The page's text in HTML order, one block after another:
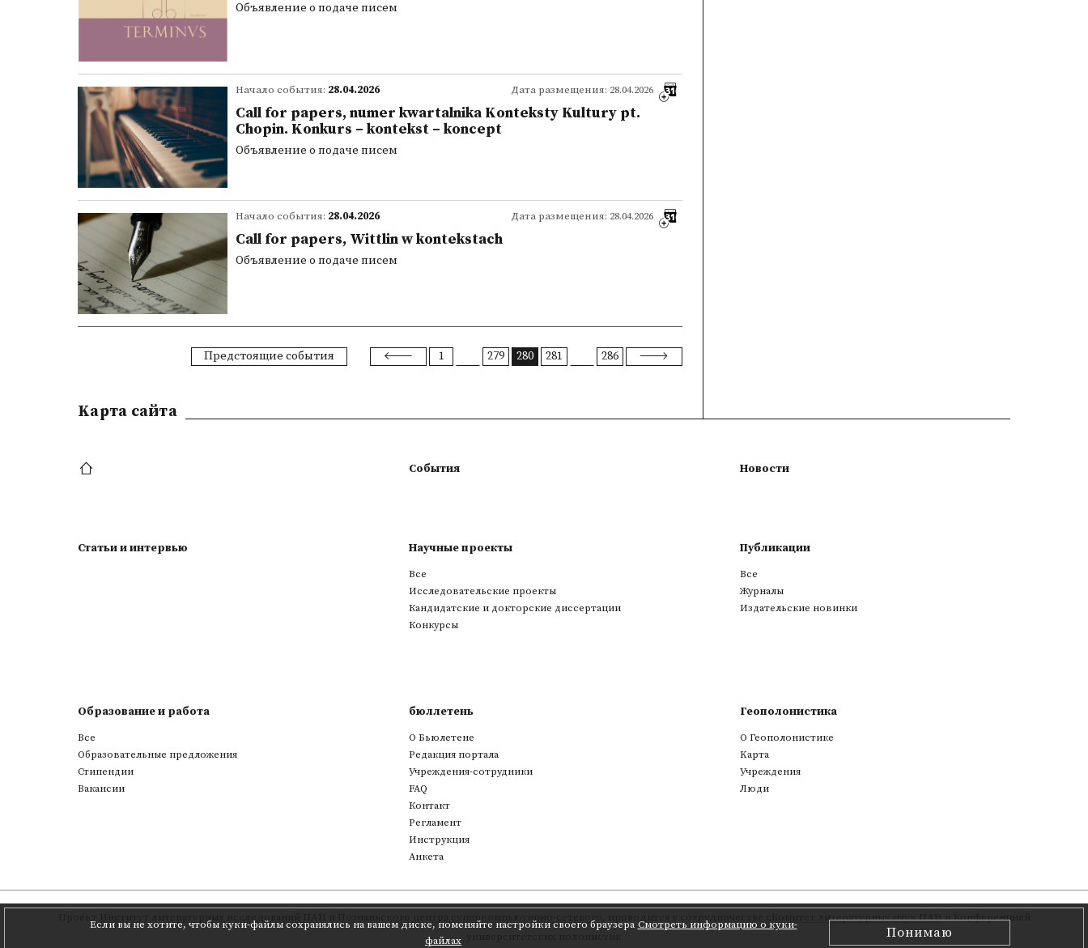
Объявление о подаче писем
Дата размещения: 28.04.2026
Начало события: 28.04.2026
Call for papers, numer kwartalnika Konteksty Kultury pt.
Chopin. Konkurs – kontekst – koncept
Объявление о подаче писем
Дата размещения: 28.04.2026
Начало события: 28.04.2026
Call for papers, Wittlin w kontekstach
Объявление о подаче писем
Предстоящие события 1 279 280 281 286
Если вы не хотите, чтобы куки-файлы сохранялись на вашем диске, поменяйте настройки своего браузера Смотреть информацию о куки-
файлах
Понимаю
Kарта сайта
События Новости
Статьи и интервью Научные проекты
Все
Исследовательские проекты
Кандидатские и докторские диссертации
Конкурсы
Публикации
Все
Журналы
Издательские новинки
Образование и работа
Все
Образовательные предложения
Стипендии
Вакансии
бюллетень
О Бьюлетене
Редакция портала
Учреждения-сотрудники
FAQ
Контакт
Регламент
Инструкция
Анкета
Геополонистика
О Геополонистике
Kарта
Учреждения
Люди
Институт литературных исследований ПАН Познаньского центра суперкомпьютерно-сетевого Комитет литературных наук ПАНи Конференцией